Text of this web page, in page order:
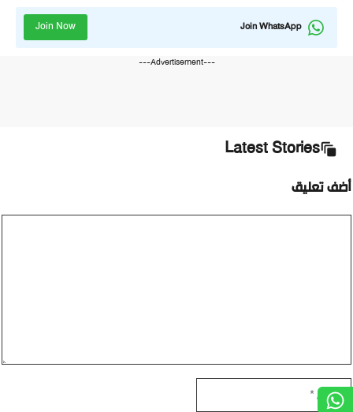
Join WhatsApp
Join Now
---Advertisement---
Latest Stories
أضف تعليق
الاسم